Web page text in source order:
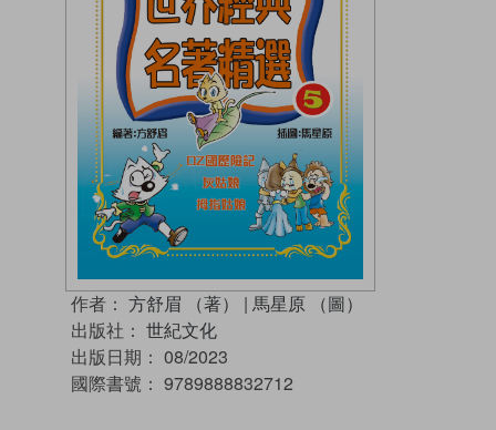
作者： 方舒眉 （著） | 馬星原 （圖）
出版社： 世紀文化
出版日期： 08/2023
國際書號： 9789888832712